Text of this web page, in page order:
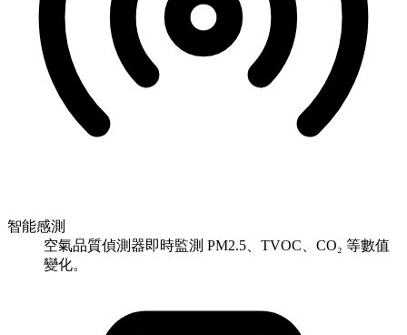
智能感測
空氣品質偵測器即時監測 PM2.5、TVOC、CO₂ 等數值
變化。